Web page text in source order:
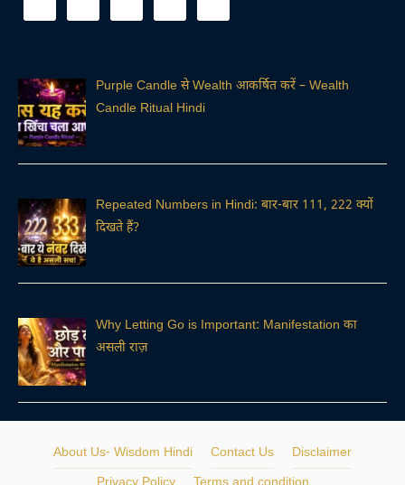
Purple Candle से Wealth आकर्षित करें – Wealth
Candle Ritual Hindi
Repeated Numbers in Hindi: बार-बार 111, 222 क्यों
दिखते हैं?
Why Letting Go is Important: Manifestation का
असली राज़
About Us- Wisdom Hindi Contact Us
Disclaimer